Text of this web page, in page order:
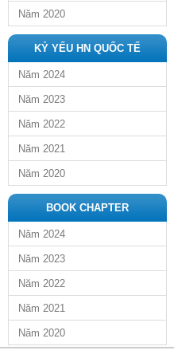
Năm 2020
KỶ YẾU HN QUỐC TẾ
Năm 2024
Năm 2023
Năm 2022
Năm 2021
Năm 2020
BOOK CHAPTER
Năm 2024
Năm 2023
Năm 2022
Năm 2021
Năm 2020